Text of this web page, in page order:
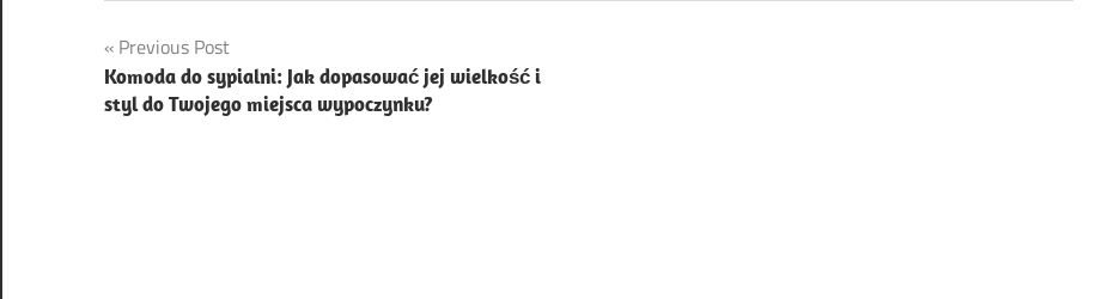
Nawigacja
wpisu
Previous Post
Komoda do sypialni: Jak dopasować jej wielkość i
styl do Twojego miejsca wypoczynku?